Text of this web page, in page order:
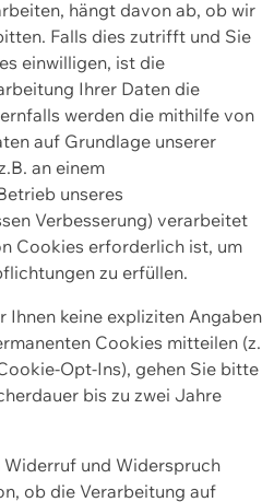
hängt davon ab, ob wir
Falls dies zutrifft und Sie
einwilligen, ist die
Ihrer Daten die
werden die mithilfe von
auf Grundlage unserer
an einem
unseres
Verbesserung) verarbeitet
Cookies erforderlich ist, um
zu erfüllen.
Ihnen keine expliziten Angaben
Cookies mitteilen (z.
Opt-Ins), gehen Sie bitte
bis zu zwei Jahre
und Widerspruch
ob die Verarbeitung auf